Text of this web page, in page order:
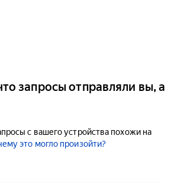
запросы отправляли вы, а
с вашего устройства похожи на
это могло произойти?